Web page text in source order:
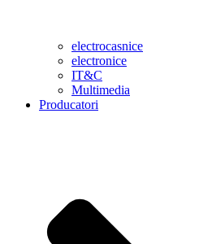
electrocasnice
electronice
IT&C
Multimedia
Producatori